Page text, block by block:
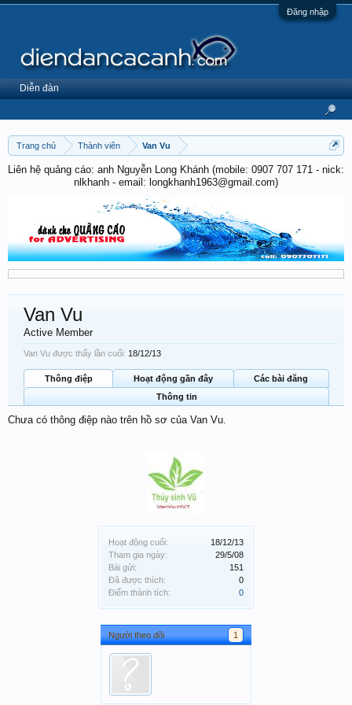
Đăng nhập
Trang chủ Thành viên Van Vu
Liên hệ quảng cáo: anh Nguyễn Long Khánh (mobile: 0907 707 171 - nick:
nlkhanh - email: longkhanh1963@gmail.com)
Hoạt động cuối:
18/12/13
Tham gia ngày:
29/5/08
Bài gửi:
151
Đã được thích:
0
Điểm thành tích:
0
Người theo dõi 1
Van Vu
Active Member
Van Vu được thấy lần cuối: 18/12/13
Thông điệp Hoạt động gần đây
Các bài đăng
Thông tin
Chưa có thông điệp nào trên hồ sơ của Van Vu.
Diễn đàn